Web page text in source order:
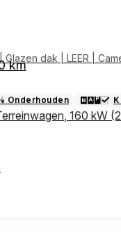
dak | LEER |
km
Onderhouden
160 kW